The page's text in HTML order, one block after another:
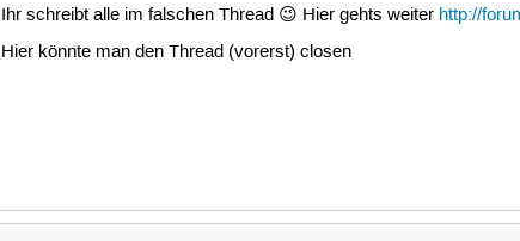
Ihr schreibt alle im falschen Thread 😉 Hier gehts weiter http://
Hier könnte man den Thread (vorerst) closen